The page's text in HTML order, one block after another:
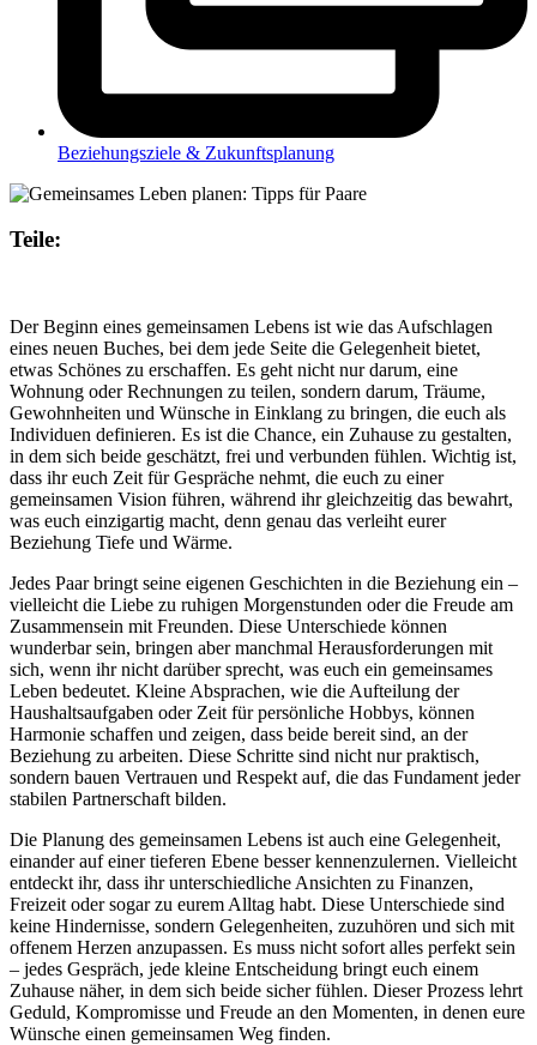
Beziehungsziele & Zukunftsplanung
Teile:
Der Beginn eines gemeinsamen Lebens ist wie das Aufschlagen
eines neuen Buches, bei dem jede Seite die Gelegenheit bietet,
etwas Schönes zu erschaffen. Es geht nicht nur darum, eine
Wohnung oder Rechnungen zu teilen, sondern darum, Träume,
Gewohnheiten und Wünsche in Einklang zu bringen, die euch als
Individuen definieren. Es ist die Chance, ein Zuhause zu gestalten,
in dem sich beide geschätzt, frei und verbunden fühlen. Wichtig ist,
dass ihr euch Zeit für Gespräche nehmt, die euch zu einer
gemeinsamen Vision führen, während ihr gleichzeitig das bewahrt,
was euch einzigartig macht, denn genau das verleiht eurer
Beziehung Tiefe und Wärme.
Jedes Paar bringt seine eigenen Geschichten in die Beziehung ein –
vielleicht die Liebe zu ruhigen Morgenstunden oder die Freude am
Zusammensein mit Freunden. Diese Unterschiede können
wunderbar sein, bringen aber manchmal Herausforderungen mit
sich, wenn ihr nicht darüber sprecht, was euch ein gemeinsames
Leben bedeutet. Kleine Absprachen, wie die Aufteilung der
Haushaltsaufgaben oder Zeit für persönliche Hobbys, können
Harmonie schaffen und zeigen, dass beide bereit sind, an der
Beziehung zu arbeiten. Diese Schritte sind nicht nur praktisch,
sondern bauen Vertrauen und Respekt auf, die das Fundament jeder
stabilen Partnerschaft bilden.
Die Planung des gemeinsamen Lebens ist auch eine Gelegenheit,
einander auf einer tieferen Ebene besser kennenzulernen. Vielleicht
entdeckt ihr, dass ihr unterschiedliche Ansichten zu Finanzen,
Freizeit oder sogar zu eurem Alltag habt. Diese Unterschiede sind
keine Hindernisse, sondern Gelegenheiten, zuzuhören und sich mit
offenem Herzen anzupassen. Es muss nicht sofort alles perfekt sein
– jedes Gespräch, jede kleine Entscheidung bringt euch einem
Zuhause näher, in dem sich beide sicher fühlen. Dieser Prozess lehrt
Geduld, Kompromisse und Freude an den Momenten, in denen eure
Wünsche einen gemeinsamen Weg finden.